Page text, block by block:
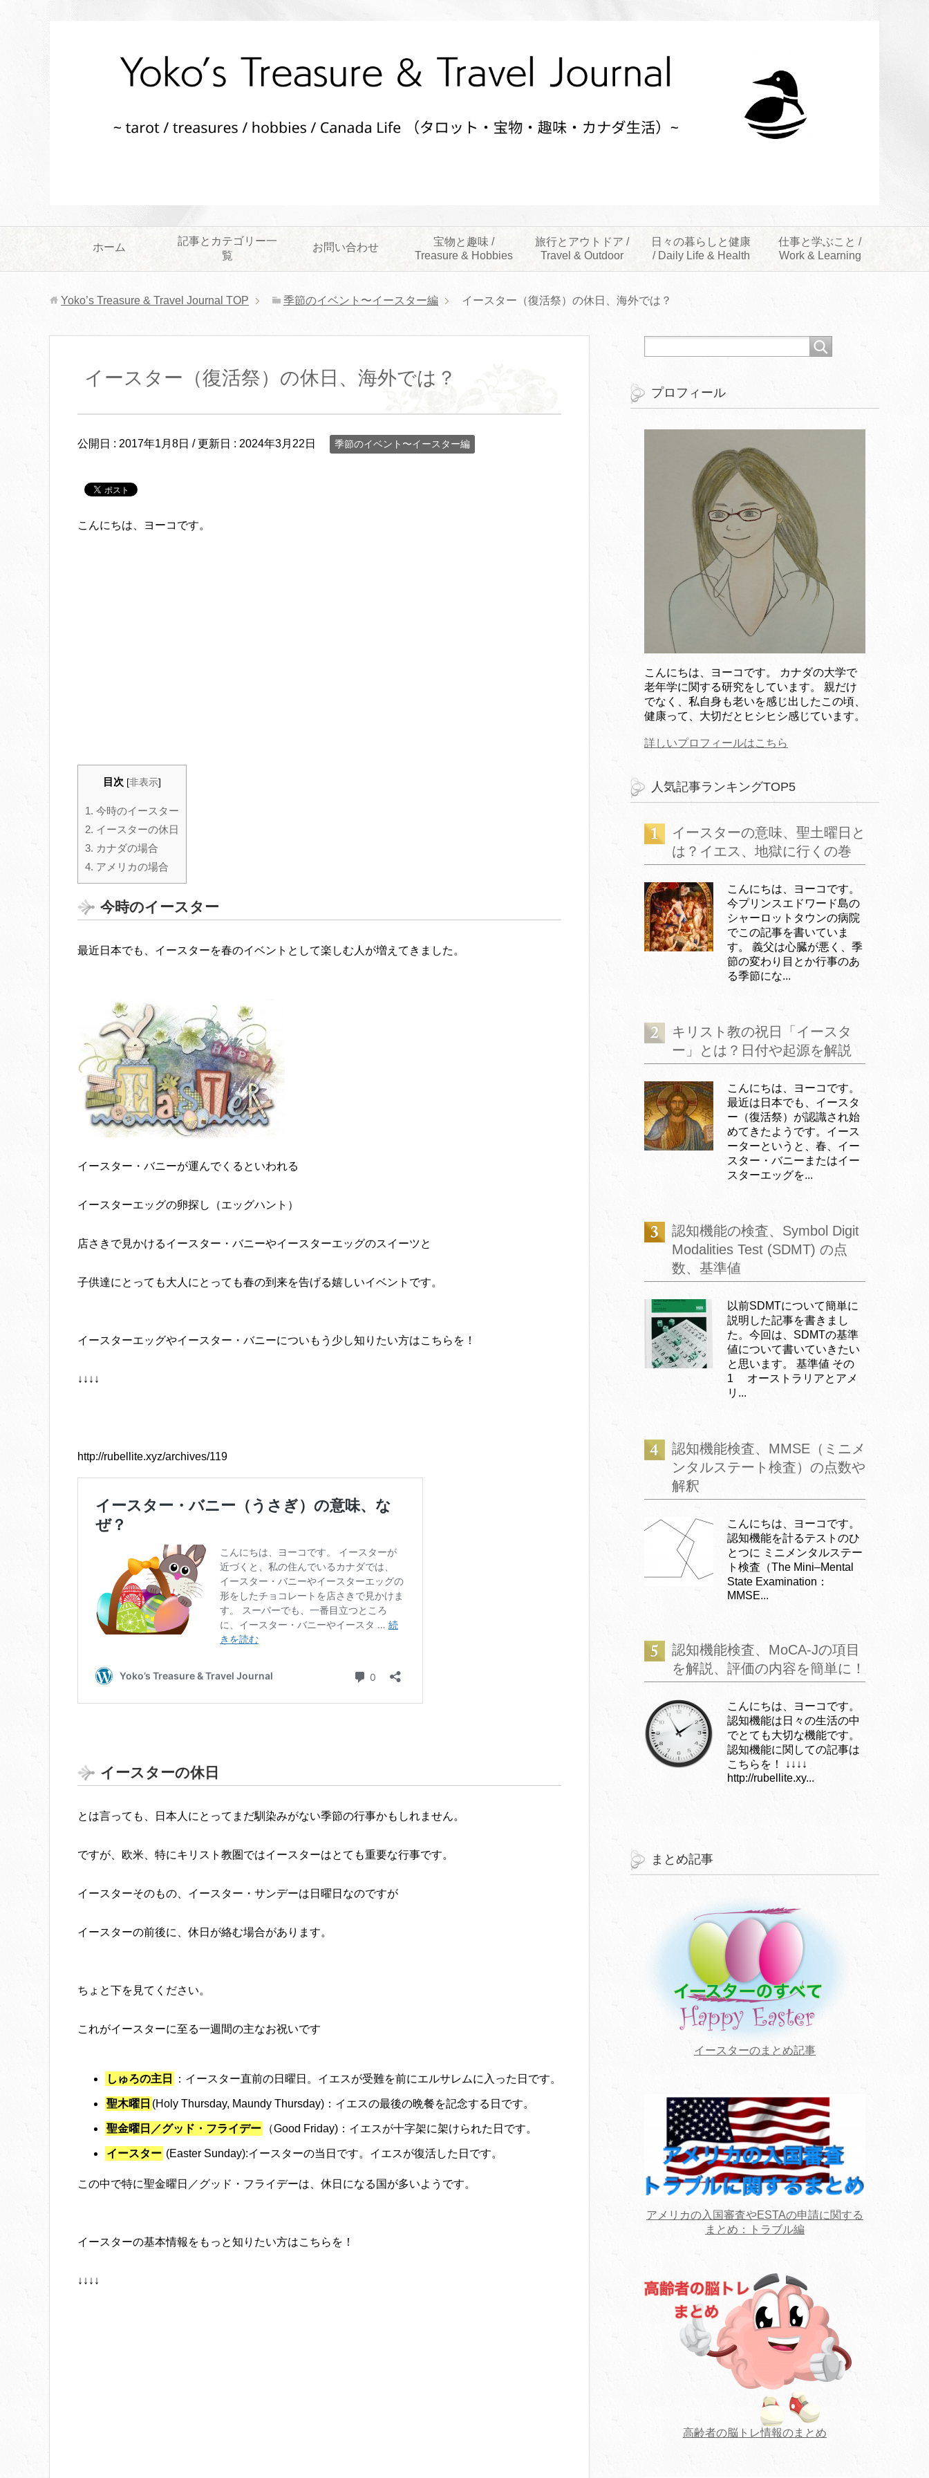
ホーム
記事とカテゴリー一
覧
お問い合わせ
宝物と趣味 /
Treasure & Hobbies
旅行とアウトドア /
Travel & Outdoor
日々の暮らしと健康
/ Daily Life & Health
仕事と学ぶこと /
Work & Learning
Yoko’s Treasure & Travel Journal TOP 季節のイベント〜イースター編 イースター（復活祭）の休日、海外では？
イースター（復活祭）の休日、海外では？
公開日 : 2017年1月8日 / 更新日 : 2024年3月22日 季節のイベント〜イースター編
こんにちは、ヨーコです。
目次 [非表示]
1. 今時のイースター
2. イースターの休日
3. カナダの場合
4. アメリカの場合
今時のイースター
最近日本でも、イースターを春のイベントとして楽しむ人が増えてきました。
イースター・バニーが運んでくるといわれる
イースターエッグの卵探し（エッグハント）
店さきで見かけるイースター・バニーやイースターエッグのスイーツと
子供達にとっても大人にとっても春の到来を告げる嬉しいイベントです。
イースターエッグやイースター・バニーについもう少し知りたい方はこちらを！
↓↓↓↓
http://rubellite.xyz/archives/119
イースターの休日
とは言っても、日本人にとってまだ馴染みがない季節の行事かもしれません。
ですが、欧米、特にキリスト教圏ではイースターはとても重要な行事です。
イースターそのもの、イースター・サンデーは日曜日なのですが
イースターの前後に、休日が絡む場合があります。
ちょと下を見てください。
これがイースターに至る一週間の主なお祝いです
しゅろの主日 ：イースター直前の日曜日。イエスが受難を前にエルサレムに入った日です。
聖木曜日 (Holy Thursday, Maundy Thursday)：イエスの最後の晩餐を記念する日です。
聖金曜日／グッド・フライデー （Good Friday)：イエスが十字架に架けられた日です。
イースター (Easter Sunday):イースターの当日です。イエスが復活した日です。
この中で特に聖金曜日／グッド・フライデーは、休日になる国が多いようです。
イースターの基本情報をもっと知りたい方はこちらを！
↓↓↓↓
プロフィール
こんにちは、ヨーコです。 カナダの大学で
老年学に関する研究をしています。 親だけ
でなく、私自身も老いを感じ出したこの頃、
健康って、大切だとヒシヒシ感じています。
詳しいプロフィールはこちら
人気記事ランキングTOP5
イースターの意味、聖土曜日と
は？イエス、地獄に行くの巻
こんにちは、ヨーコです。
今プリンスエドワード島の
シャーロットタウンの病院
でこの記事を書いていま
す。 義父は心臓が悪く、季
節の変わり目とか行事のあ
る季節にな...
キリスト教の祝日「イースタ
ー」とは？日付や起源を解説
こんにちは、ヨーコです。
最近は日本でも、イースタ
ー（復活祭）が認識され始
めてきたようです。イース
ーターというと、春、イー
スター・バニーまたはイー
スターエッグを...
認知機能の検査、Symbol Digit
Modalities Test (SDMT) の点
数、基準値
以前SDMTについて簡単に
説明した記事を書きまし
た。今回は、SDMTの基準
値について書いていきたい
と思います。 基準値 その
1 オーストラリアとアメ
リ...
認知機能検査、MMSE（ミニメ
ンタルステート検査）の点数や
解釈
こんにちは、ヨーコです。
認知機能を計るテストのひ
とつに ミニメンタルステー
ト検査（The Mini–Mental
State Examination：
MMSE...
認知機能検査、MoCA-Jの項目
を解説、評価の内容を簡単に！
こんにちは、ヨーコです。
認知機能は日々の生活の中
でとても大切な機能です。
認知機能に関しての記事は
こちらを！ ↓↓↓↓
http://rubellite.xy...
まとめ記事
イースターのまとめ記事
アメリカの入国審査やESTAの申請に関する
まとめ：トラブル編
高齢者の脳トレ情報のまとめ